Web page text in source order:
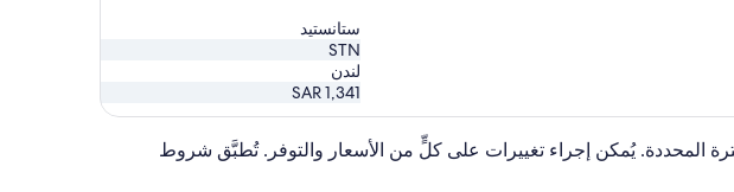
ستانستيد
STN
لندن
SAR 1,341
ذهاب وعودة للفترة المحددة. يُمكن إجراء تغييرات على كلٍّ من الأسعار والتوفر. تُطبَّق شروط